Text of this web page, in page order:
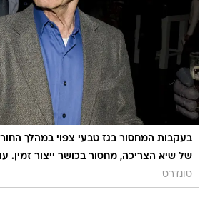
בעקבות המחסור בגז טבעי צפוי במהלך
של שיא הצריכה, מחסור בכושר ייצור זמין.
סונדרס